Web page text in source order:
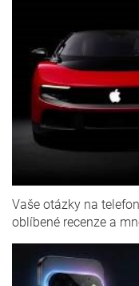
Vaše otázky na
oblíbené recenze a